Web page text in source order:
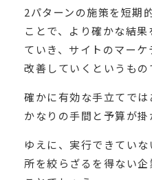
2パターンの施策を短期
ことで、より確かな結
ていき、サイトのマー
改善していくというもの
確かに有効な手立てで
かなりの手間と予算が掛
ゆえに、実行できてい
所を絞らざるを得ない